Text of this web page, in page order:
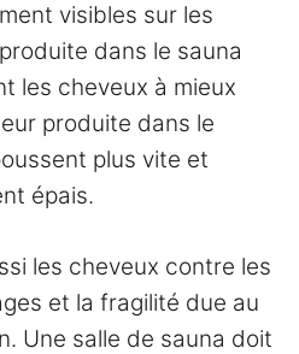
visibles sur les
dans le sauna
les cheveux à mieux
produite dans le
plus vite et
épais.
les cheveux contre les
et la fragilité due au
Une salle de sauna doit